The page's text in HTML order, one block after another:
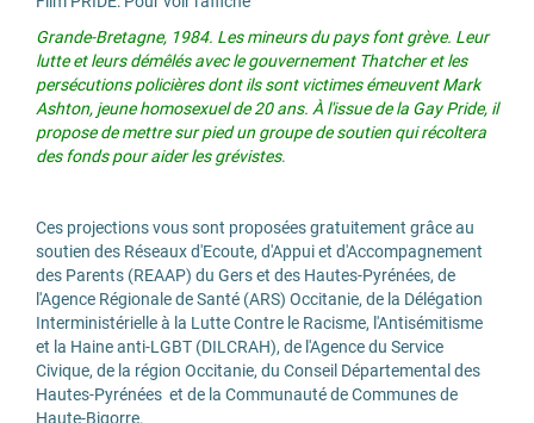
Grande-Bretagne, 1984. Les mineurs du pays font grève. Leur
lutte et leurs démêlés avec le gouvernement Thatcher et les
persécutions policières dont ils sont victimes émeuvent Mark
Ashton, jeune homosexuel de 20 ans. À l'issue de la Gay Pride, il
propose de mettre sur pied un groupe de soutien qui récoltera
des fonds pour aider les grévistes.
Ces projections vous sont proposées gratuitement grâce au
soutien des Réseaux d'Ecoute, d'Appui et d'Accompagnement
des Parents (REAAP) du Gers et des Hautes-Pyrénées, de
l'Agence Régionale de Santé (ARS) Occitanie, de la Délégation
Interministérielle à la Lutte Contre le Racisme, l'Antisémitisme
et la Haine anti-LGBT (DILCRAH), de l'Agence du Service
Civique, de la région Occitanie, du Conseil Départemental des
Hautes-Pyrénées et de la Communauté de Communes de
Haute-Bigorre.